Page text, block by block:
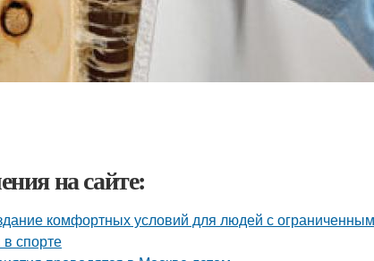
на сайте:
комфортных условий для людей с
спорте